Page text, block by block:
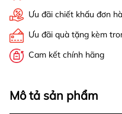
Ưu đãi chiết khấu đơn
Ưu đãi quà tặng kèm
Cam kết chính hãng
Mô tả sản phẩm